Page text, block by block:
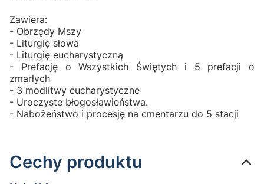
Zawiera:
- Obrzędy Mszy
- Liturgię słowa
- Liturgię eucharystyczną
- Prefację o Wszystkich Świętych i 5 prefacji o
zmarłych
- 3 modlitwy eucharystyczne
- Uroczyste błogosławieństwa.
- Nabożeństwo i procesję na cmentarzu do 5 stacji
Cechy produktu